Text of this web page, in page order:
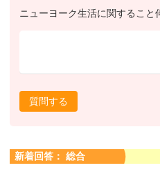
ニューヨーク生活に関すること
質問する
新着回答： 総合